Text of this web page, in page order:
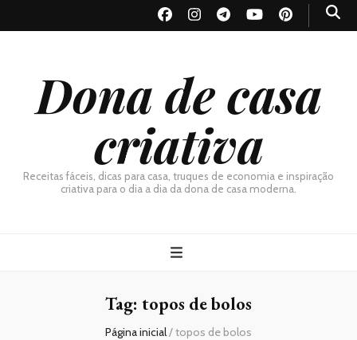
Dona de casa
criativa
Receitas fáceis, dicas para casa, truques de economia e inspiração
criativa para o dia a dia da dona de casa moderna.
Tag: topos de bolos
Página inicial/topos de bolos